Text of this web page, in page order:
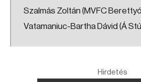
Szalmás Zoltán (MVFC
Vatamaniuc-Bartha Dávid (Á
Hirdetés